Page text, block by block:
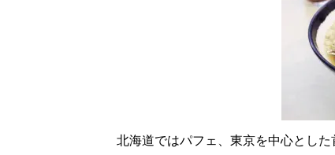
北海道ではパフェ、東京を中心とした